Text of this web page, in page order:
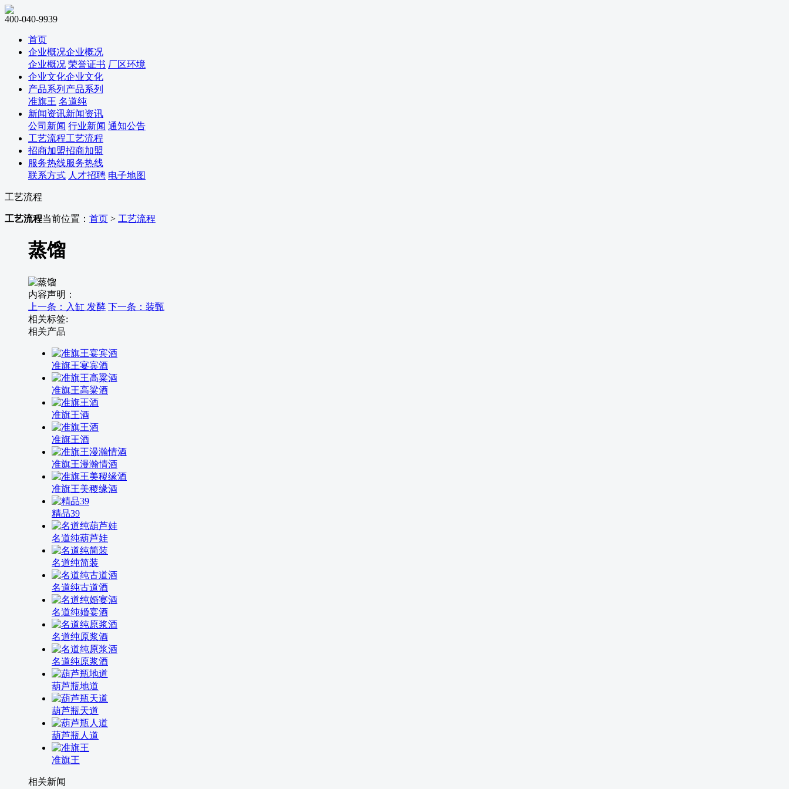
400-040-9939
首页
企业概况企业概况
企业概况 荣誉证书 厂区环境
企业文化企业文化
产品系列 产品系列
准旗王 名道纯
新闻资讯新闻资讯
公司新闻 行业新闻 通知公告
工艺流程工艺流程
招商加盟招商加盟
服务热线服务热线
联系方式 人才招聘 电子地图
工艺流程
工艺流程当前位置： 首页 > 工艺流程
蒸馏
内容声明：
上一条：入缸 发酵 下一条：装甄
相关标签:
相关产品
准旗王宴宾酒
准旗王高粱酒
准旗王酒
准旗王酒
准旗王漫瀚情酒
准旗王美稷缘酒
精品39
名道纯葫芦娃
名道纯简装
名道纯古道酒
名道纯婚宴酒
名道纯原浆酒
名道纯原浆酒
葫芦瓶地道
葫芦瓶天道
葫芦瓶人道
准旗王
相关新闻